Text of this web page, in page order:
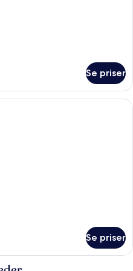
Se priser
Et rummeligt værelse med en seng
Se priser